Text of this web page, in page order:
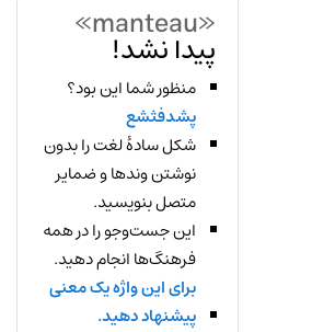
«manteau»
پیدا نشد!
منظور شما این بود؟
پشدفثشع
شکل سادهٔ لغت را بدون
نوشتن وندها و ضمایر
متصل بنویسید.
این جست‌وجو را در همه
فرهنگ‌ها انجام دهید.
برای این واژه یک معنی
پیشنهاد دهید.